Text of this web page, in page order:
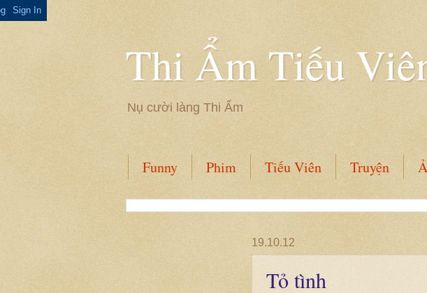
Thi Ẩm Tiếu
Nụ cười làng Thi Ẩm
Funny Phim Tiếu Viên Truyện
19.10.12
Tỏ tình